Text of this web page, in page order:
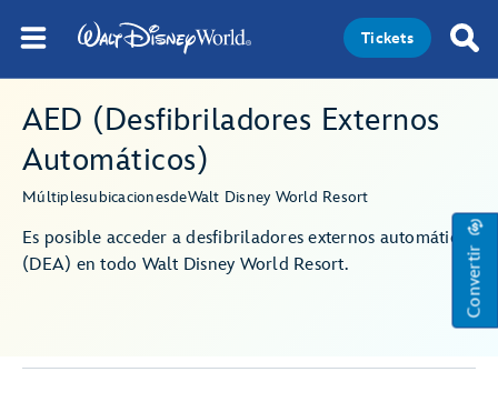
Tickets
Convertir
AED (Desfibriladores Externos
Automáticos)
MúltiplesubicacionesdeWalt Disney World Resort
Es posible acceder a desfibriladores externos automáticos
(DEA) en todo Walt Disney World Resort.